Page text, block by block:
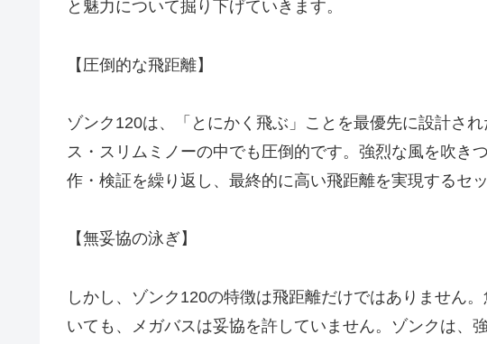
と魅力について掘り下げていきます。
【圧倒的な飛距離】
ゾンク120は、「とにかく飛ぶ」ことを最優先に設計さ
ス・スリムミノーの中でも圧倒的です。強烈な風を吹き
作・検証を繰り返し、最終的に高い飛距離を実現するセ
【無妥協の泳ぎ】
しかし、ゾンク120の特徴は飛距離だけではありません
いても、メガバスは妥協を許していません。ゾンクは、